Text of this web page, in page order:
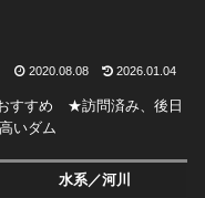
2020.08.08 2026.01.04
すすめ ★訪問済み、後日
いダム
水系／河川